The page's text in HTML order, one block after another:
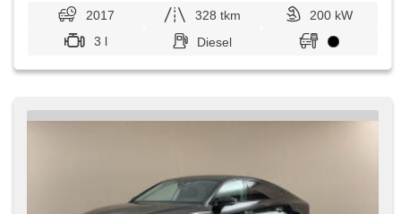
2017 328 tkm
200 kW
3 l
Diesel